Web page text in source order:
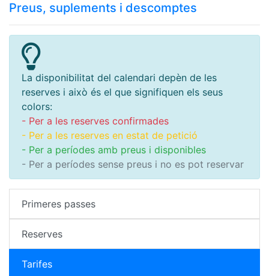
Preus, suplements i descomptes
La disponibilitat del calendari depèn de les
reserves i això és el que signifiquen els seus
colors:
- Per a les reserves confirmades
- Per a les reserves en estat de petició
- Per a períodes amb preus i disponibles
- Per a períodes sense preus i no es pot reservar
Primeres passes
Reserves
Tarifes